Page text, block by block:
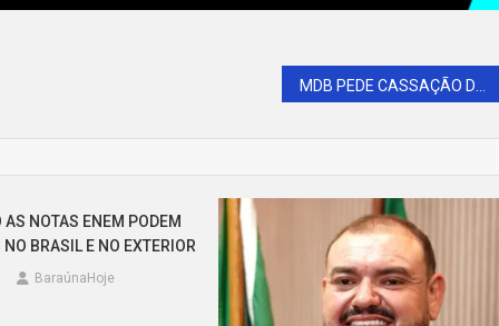
NOTAS ENEM PODEM
BRASIL E NO EXTERIOR
BaraúnaHoje